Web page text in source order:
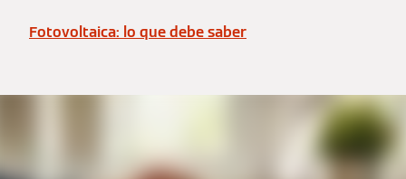
Fotovoltaica: lo que debe saber